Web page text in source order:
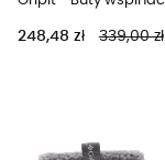
248,48 zł 339,00 zł